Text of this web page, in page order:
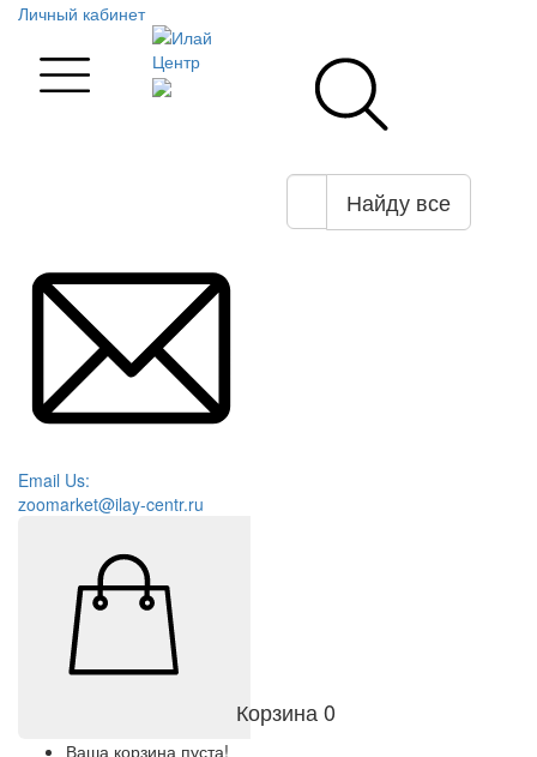
Личный кабинет
Найду все
Email Us:
zoomarket@ilay-centr.ru
Корзина0
Ваша корзина пуста!